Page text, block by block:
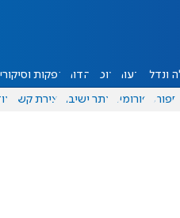
ונדל"ן דעות אוכל יהדות הפקות
ספורט פורומים אתר ישיבה יצירת קשר